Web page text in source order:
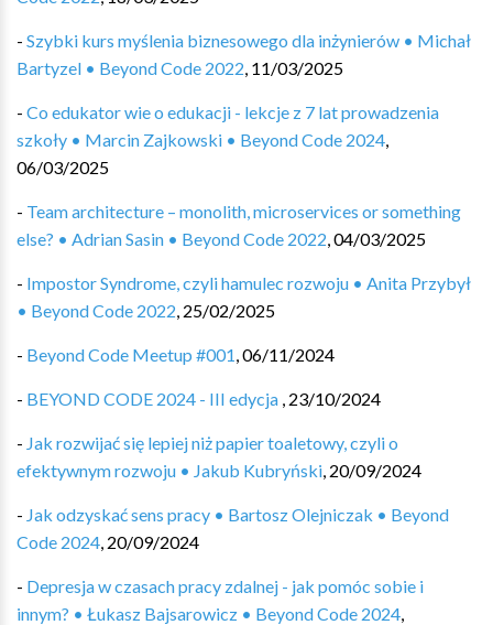
- Szybki kurs myślenia biznesowego dla inżynierów • Michał
Bartyzel • Beyond Code 2022, 11/03/2025
- Co edukator wie o edukacji - lekcje z 7 lat prowadzenia
szkoły • Marcin Zajkowski • Beyond Code 2024,
06/03/2025
- Team architecture – monolith, microservices or something
else? • Adrian Sasin • Beyond Code 2022,04/03/2025
- Impostor Syndrome, czyli hamulec rozwoju • Anita Przybył
• Beyond Code 2022, 25/02/2025
- Beyond Code Meetup #001,06/11/2024
- BEYOND CODE 2024 - III edycja ️ , 23/10/2024
- Jak rozwijać się lepiej niż papier toaletowy, czyli o
efektywnym rozwoju • Jakub Kubryński, 20/09/2024
- Jak odzyskać sens pracy • Bartosz Olejniczak • Beyond
Code 2024, 20/09/2024
- Depresja w czasach pracy zdalnej - jak pomóc sobie i
innym? • Łukasz Bajsarowicz • Beyond Code 2024,